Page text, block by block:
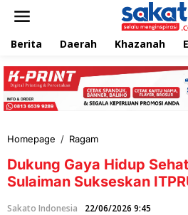
e
k
Berita Daerah Khazanah
Homepage / Ragam
k
u
n
g
Dukung Gaya Hidup
Sulaiman Sukseskan
Sakato Indonesia 22/06/2026 9:45